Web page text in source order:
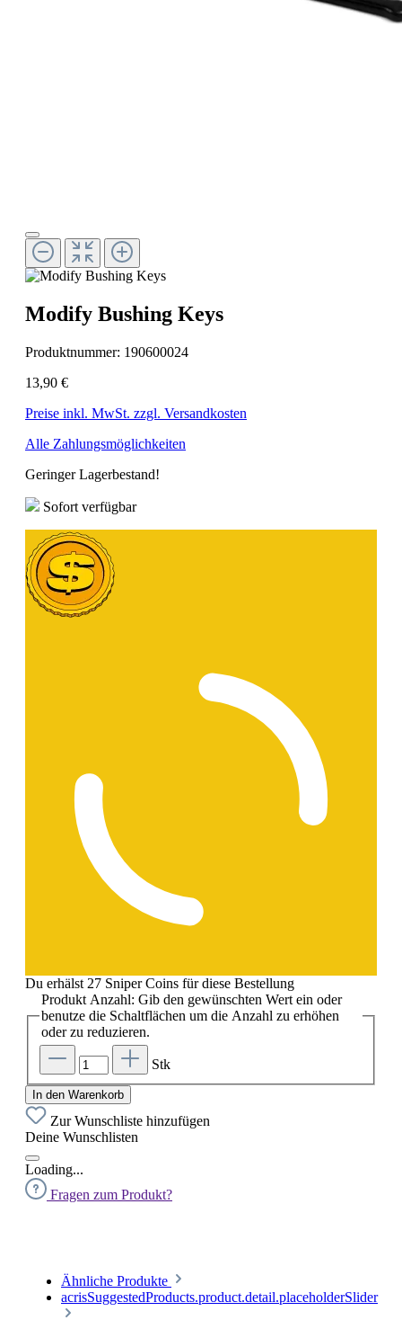
Modify Bushing Keys
Produktnummer: 190600024
13,90 €
Preise inkl. MwSt. zzgl. Versandkosten
Alle Zahlungsmöglichkeiten
Geringer Lagerbestand!
Sofort verfügbar
Du erhälst 27 Sniper Coins für diese Bestellung
Produkt Anzahl: Gib den gewünschten Wert ein oder
benutze die Schaltflächen um die Anzahl zu erhöhen
oder zu reduzieren.
Stk
In den Warenkorb
Zur Wunschliste hinzufügen
Deine Wunschlisten
Loading...
Fragen zum Produkt?
Ähnliche Produkte
acrisSuggestedProducts.product.detail.placeholderSlider